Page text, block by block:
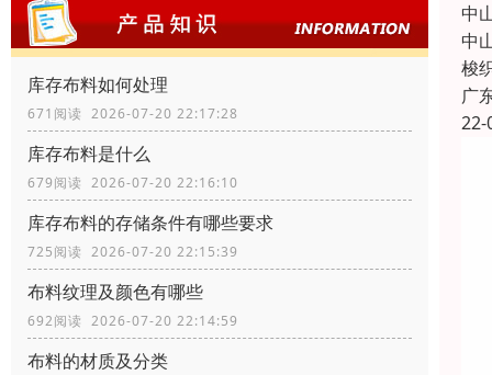
库存布料如何处理
671阅读 2026-07-20 22:17:28
库存布料是什么
679阅读 2026-07-20 22:16:10
库存布料的存储条件有哪些要求
725阅读 2026-07-20 22:15:39
布料纹理及颜色有哪些
692阅读 2026-07-20 22:14:59
布料的材质及分类
中
中
梭
广
22-